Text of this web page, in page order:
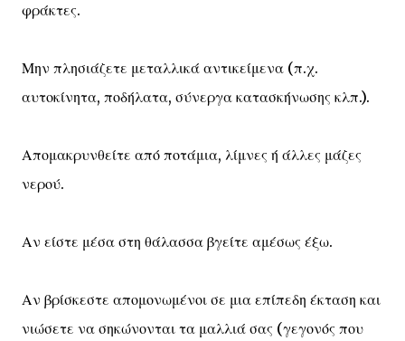
φράκτες.
Μην πλησιάζετε μεταλλικά αντικείμενα (π.χ.
αυτοκίνητα, ποδήλατα, σύνεργα κατασκήνωσης κλπ.).
Απομακρυνθείτε από ποτάμια, λίμνες ή άλλες μάζες
νερού.
Αν είστε μέσα στη θάλασσα βγείτε αμέσως έξω.
Αν βρίσκεστε απομονωμένοι σε μια επίπεδη έκταση και
νιώσετε να σηκώνονται τα μαλλιά σας (γεγονός που